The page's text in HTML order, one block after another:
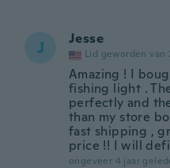
J Jesse
Lid geworden van
Amazing ! I
fishing light .
perfectly and
than my store
fast shipping ,
price !! I will
ongeveer 4 jaar